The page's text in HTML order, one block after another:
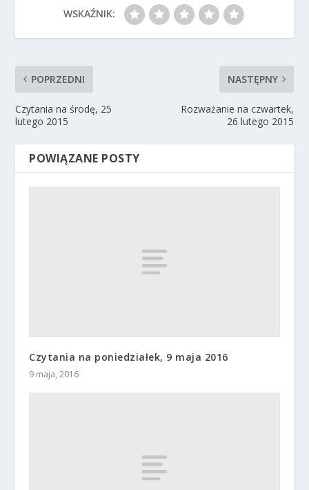
WSKAŹNIK:
POPRZEDNI
Czytania na środę, 25
lutego 2015
NASTĘPNY
Rozważanie na czwartek,
26 lutego 2015
POWIĄZANE POSTY
Czytania na poniedziałek, 9 maja 2016
9 maja, 2016